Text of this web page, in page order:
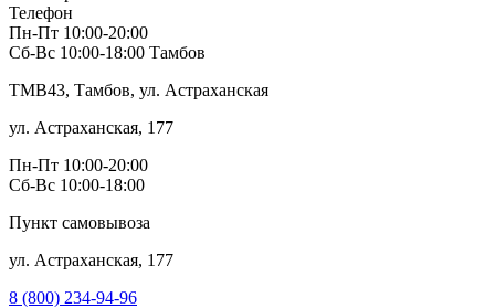
Телефон
Пн-Пт 10:00-20:00
Сб-Вс 10:00-18:00 Тамбов
TMB43, Тамбов, ул. Астраханская
ул. Астраханская, 177
Пн-Пт 10:00-20:00
Сб-Вс 10:00-18:00
Пункт самовывоза
ул. Астраханская, 177
8 (800) 234-94-96